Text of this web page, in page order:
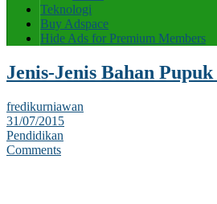
Teknologi
Buy Adspace
Hide Ads for Premium Members
Jenis-Jenis Bahan
fredikurniawan
31/07/2015
Pendidikan
Comments